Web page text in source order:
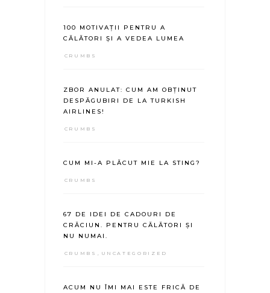
100 MOTIVAȚII PENTRU A
CĂLĂTORI ȘI A VEDEA LUMEA
CRUMBS
ZBOR ANULAT: CUM AM OBȚINUT
DESPĂGUBIRI DE LA TURKISH
AIRLINES!
CRUMBS
CUM MI-A PLĂCUT MIE LA STING?
CRUMBS
67 DE IDEI DE CADOURI DE
CRĂCIUN. PENTRU CĂLĂTORI ȘI
NU NUMAI.
CRUMBS , UNCATEGORIZED
ACUM NU ÎMI MAI ESTE FRICĂ DE